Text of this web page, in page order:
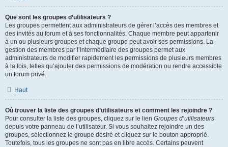
Que sont les groupes d’utilisateurs ?
Les groupes permettent aux administrateurs de gérer l’accès des membres et
des invités au forum et à ses fonctionnalités. Chaque membre peut appartenir
à un ou plusieurs groupes et chaque groupe peut avoir ses permissions. La
gestion des membres par l’intermédiaire des groupes permet aux
administrateurs de modifier rapidement les permissions de plusieurs membres
à la fois, telles qu’ajouter des permissions de modération ou rendre accessible
un forum privé.
Haut
Où trouver la liste des groupes d’utilisateurs et comment les rejoindre ?
Pour consulter la liste des groupes, cliquez sur le lien Groupes d’utilisateurs
depuis votre panneau de l’utilisateur. Si vous souhaitez rejoindre un des
groupes, sélectionnez le groupe désiré et cliquez sur le bouton approprié.
Toutefois, tous les groupes ne sont pas en libre accès. Certains peuvent